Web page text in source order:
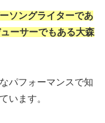
ソングライターであ
ーサーでもある大森
パフォーマンスで知
います。